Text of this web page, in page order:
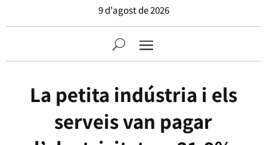
9 d'agost de 2026
La petita indústria i els
serveis van pagar